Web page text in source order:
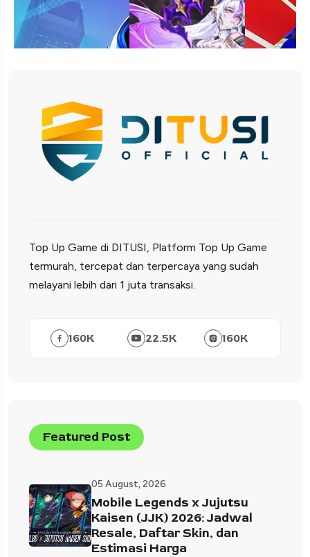
Top Up Game di DITUSI, Platform Top Up Game
termurah, tercepat dan terpercaya yang sudah
melayani lebih dari 1 juta transaksi.
160K 22.5K 160K
Featured Post
05 August, 2026
Mobile Legends x Jujutsu
Kaisen (JJK) 2026: Jadwal
Resale, Daftar Skin, dan
Estimasi Harga